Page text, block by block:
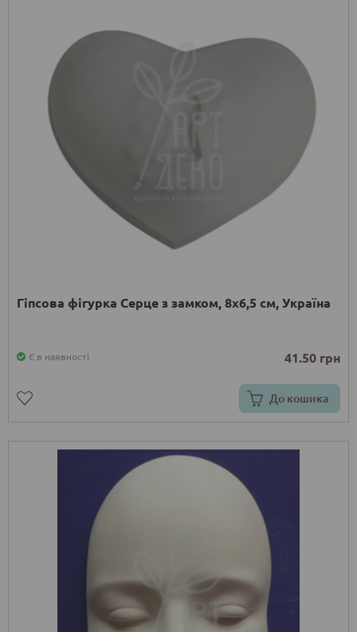
Гіпсова фігурка Серце з замком, 8х6,5 см, Україна
Є в наявності 41.50 грн
До кошика